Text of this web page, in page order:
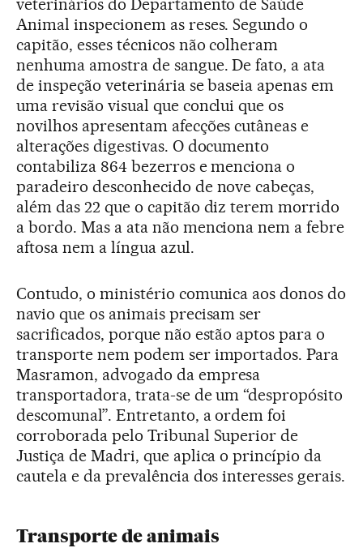
veterinários do Departamento de Saúde
Animal inspecionem as reses. Segundo o
capitão, esses técnicos não colheram
nenhuma amostra de sangue. De fato, a ata
de inspeção veterinária se baseia apenas em
uma revisão visual que conclui que os
novilhos apresentam afecções cutâneas e
alterações digestivas. O documento
contabiliza 864 bezerros e menciona o
paradeiro desconhecido de nove cabeças,
além das 22 que o capitão diz terem morrido
a bordo. Mas a ata não menciona nem a febre
aftosa nem a língua azul.
Contudo, o ministério comunica aos donos do
navio que os animais precisam ser
sacrificados, porque não estão aptos para o
transporte nem podem ser importados. Para
Masramon, advogado da empresa
transportadora, trata-se de um “despropósito
descomunal”. Entretanto, a ordem foi
corroborada pelo Tribunal Superior de
Justiça de Madri, que aplica o princípio da
cautela e da prevalência dos interesses gerais.
Transporte de animais